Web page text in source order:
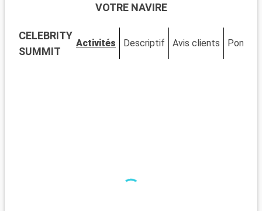
Tampa est un mélange vibrant de culture, d'histoire et de
célèbre pour ses anciennes fabriques de cigares et son
ambiance nocturne. Le Tampa Riverwalk, longeant la rivière,
relie diverses attractions, dont le Florida Aquarium, et est
national de Myakka River, à environ 100 kilomètres, attire les
VOTRE NAVIRE
CELEBRITY
SUMMIT
Activités Descriptif Avis clients Ponts